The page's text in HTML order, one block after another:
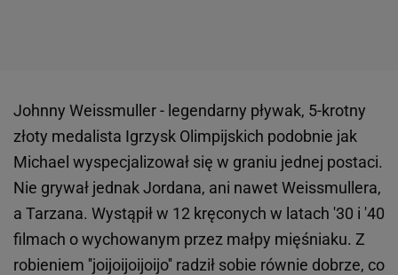
Johnny Weissmuller - legendarny pływak, 5-krotny
złoty medalista Igrzysk Olimpijskich podobnie jak
Michael wyspecjalizował się w graniu jednej postaci.
Nie grywał jednak Jordana, ani nawet Weissmullera,
a Tarzana. Wystąpił w 12 kręconych w latach '30 i '40
filmach o wychowanym przez małpy mięśniaku. Z
robieniem ''joijoijoijoijo'' radził sobie równie dobrze, co